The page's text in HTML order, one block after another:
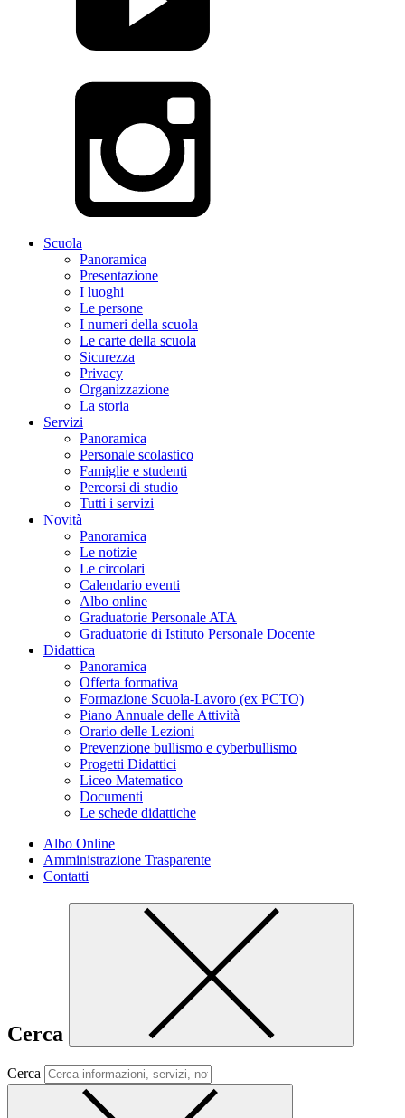
Scuola
Panoramica
Presentazione
I luoghi
Le persone
I numeri della scuola
Le carte della scuola
Sicurezza
Privacy
Organizzazione
La storia
Servizi
Panoramica
Personale scolastico
Famiglie e studenti
Percorsi di studio
Tutti i servizi
Novità
Panoramica
Le notizie
Le circolari
Calendario eventi
Albo online
Graduatorie Personale ATA
Graduatorie di Istituto Personale Docente
Didattica
Panoramica
Offerta formativa
Formazione Scuola-Lavoro (ex PCTO)
Piano Annuale delle Attività
Orario delle Lezioni
Prevenzione bullismo e cyberbullismo
Progetti Didattici
Liceo Matematico
Documenti
Le schede didattiche
Albo Online
Amministrazione Trasparente
Contatti
Cerca
Cerca